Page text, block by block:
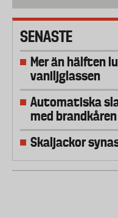
SENASTE
Mer än hälften
vaniljglassen
Automatiska
med
Skaljackor